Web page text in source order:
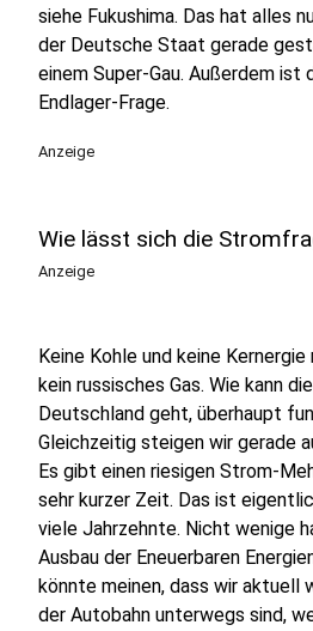
siehe Fukushima. Das hat alles
der Deutsche Staat gerade
einem Super-Gau. Außerdem ist
Endlager-Frage.
Anzeige
Wie lässt sich die
Anzeige
Keine Kohle und keine Kernergie
kein russisches Gas. Wie kann
Deutschland geht, überhaupt
Gleichzeitig steigen wir gerade
Es gibt einen riesigen Strom-
sehr kurzer Zeit. Das ist
viele Jahrzehnte. Nicht wenige
Ausbau der Eneuerbaren
könnte meinen, dass wir aktuell
der Autobahn unterwegs sind,